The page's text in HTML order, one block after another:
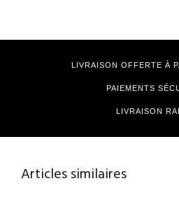
LIVRAISON OFFERTE À
PAIEMENTS
LIVRAISON
Articles similaires